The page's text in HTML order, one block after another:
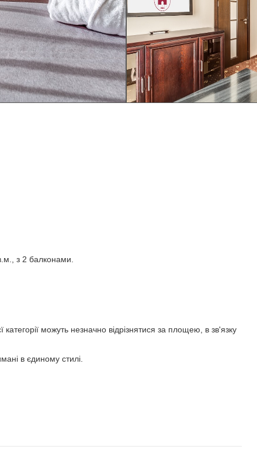
з 2 балконами.
можуть незначно відрізнятися за площею, в зв'язку
в єдиному стилі.